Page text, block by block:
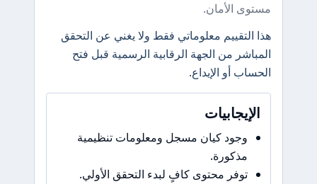
مستوى الأمان.
هذا التقييم معلوماتي فقط ولا يغني عن التحقق
المباشر من الجهة الرقابية الرسمية قبل فتح
الحساب أو الإيداع.
الإيجابيات
وجود كيان مسجل ومعلومات تنظيمية
مذكورة.
توفر محتوى كافٍ لبدء التحقق الأولي.